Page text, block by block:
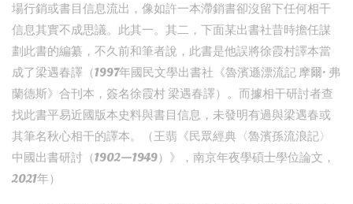
場行銷或書目信息流出，像如許一本滯銷書卻沒留下任何相干
信息其實不成思議。此其一。其二，下面某出書社昔時擔任謀
劃此書的編纂，不久前和筆者說，此書是他誤將徐霞村譯本當
成了梁遇春譯（1997年國民文學出書社《魯濱遜漂流記 摩爾· 弗
蘭德斯》合刊本，簽名徐霞村 梁遇春譯）。而據相干研討者查
找此書平易近國版本史料與書目信息，未發明有過與梁遇春或
其筆名秋心相干的譯本。（王翡《民眾經典〈魯濱孫流浪記〉
中國出書研討（1902—1949）》，南京年夜學碩士學位論文，
2021年）